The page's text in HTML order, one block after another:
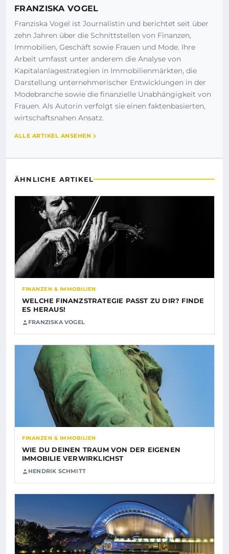
FRANZISKA VOGEL
Franziska Vogel ist Journalistin und berichtet seit über
zehn Jahren über die Schnittstellen von Finanzen,
Immobilien, Geschäft sowie Frauen und Mode. Ihre
Arbeit umfasst unter anderem die Analyse von
Kapitalanlagestrategien in Immobilienmärkten, die
Darstellung unternehmerischer Entwicklungen in der
Modebranche sowie die finanzielle Unabhängigkeit von
Frauen. Als Autorin verfolgt sie einen faktenbasierten,
wirtschaftsnahen Ansatz.
ALLE ARTIKEL ANSEHEN
ÄHNLICHE ARTIKEL
FINANZEN & IMMOBILIEN
WELCHE FINANZSTRATEGIE PASST ZU DIR? FINDE
ES HERAUS!
FRANZISKA VOGEL
FINANZEN & IMMOBILIEN
WIE DU DEINEN TRAUM VON DER EIGENEN
IMMOBILIE VERWIRKLICHST
HENDRIK SCHMITT